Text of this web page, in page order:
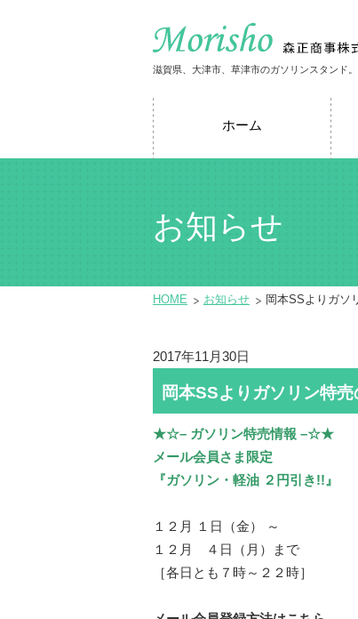
滋賀県、大津市、草津市のガソリンスタンド
ホーム
お知らせ
HOME お知らせ 岡本SSよりガソ
2017年11月30日
岡本SSよりガソリン特
★☆– ガソリン特売情報 –☆★
メール会員さま限定
『ガソリン・軽油 ２円引き!!』
１２月 １日（金） ～
１２月 ４日（月）まで
［各日とも７時～２２時］